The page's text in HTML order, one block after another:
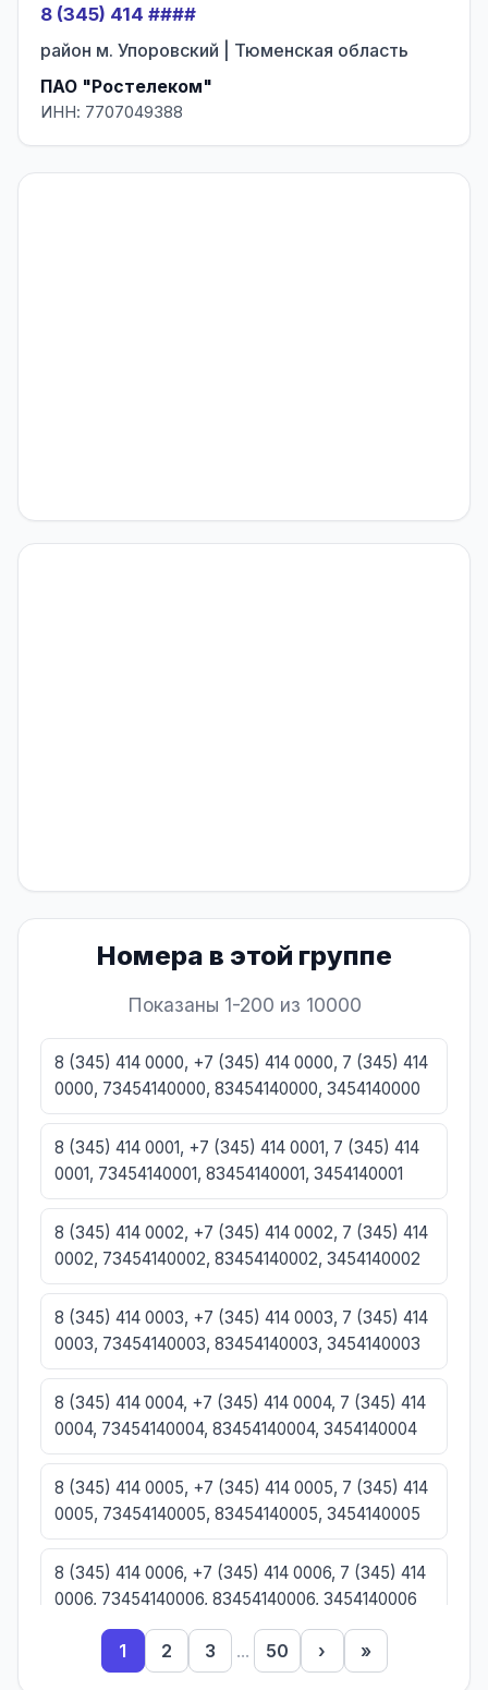
8 (345) 414 ####
район м. Упоровский | Тюменская область
ПАО "Ростелеком"
ИНН: 7707049388
Номера в этой группе
Показаны 1-200 из 10000
8 (345) 414 0000, +7 (345) 414 0000, 7 (345) 414
0000, 73454140000, 83454140000, 3454140000
8 (345) 414 0001, +7 (345) 414 0001, 7 (345) 414
0001, 73454140001, 83454140001, 3454140001
8 (345) 414 0002, +7 (345) 414 0002, 7 (345) 414
0002, 73454140002, 83454140002, 3454140002
8 (345) 414 0003, +7 (345) 414 0003, 7 (345) 414
0003, 73454140003, 83454140003, 3454140003
8 (345) 414 0004, +7 (345) 414 0004, 7 (345) 414
0004, 73454140004, 83454140004, 3454140004
8 (345) 414 0005, +7 (345) 414 0005, 7 (345) 414
0005, 73454140005, 83454140005, 3454140005
8 (345) 414 0006, +7 (345) 414 0006, 7 (345) 414
0006, 73454140006, 83454140006, 3454140006
8 (345) 414 0007, +7 (345) 414 0007, 7 (345) 414
1 2 3 ... 50 › »